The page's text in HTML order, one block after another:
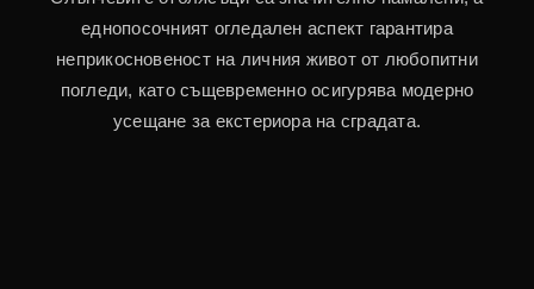
еднопосочният огледален аспект гарантира
неприкосновеност на личния живот от любопитни
погледи, като същевременно осигурява модерно
усещане за екстериора на сградата.